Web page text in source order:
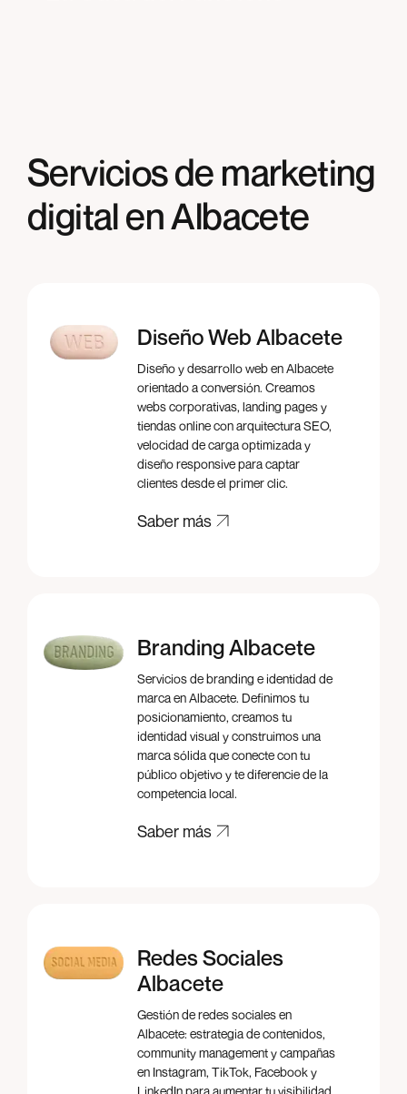
Servicios de marketing
digital en Albacete
Diseño Web Albacete
Diseño y desarrollo web en Albacete
orientado a conversión. Creamos
webs corporativas, landing pages y
tiendas online con arquitectura SEO,
velocidad de carga optimizada y
diseño responsive para captar
clientes desde el primer clic.
Saber más
Branding Albacete
Servicios de branding e identidad de
marca en Albacete. Definimos tu
posicionamiento, creamos tu
identidad visual y construimos una
marca sólida que conecte con tu
público objetivo y te diferencie de la
competencia local.
Saber más
Redes Sociales
Albacete
Gestión de redes sociales en
Albacete: estrategia de contenidos,
community management y campañas
en Instagram, TikTok, Facebook y
LinkedIn para aumentar tu visibilidad,